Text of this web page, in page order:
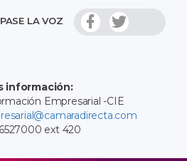
LA VOZ
información:
Empresarial -CIE
ext 420